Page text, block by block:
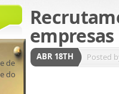
ABR 18TH Posted
de
do